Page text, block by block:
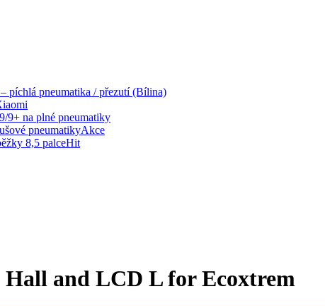
píchlá pneumatika / přezutí (Bílina)
9+ na plné pneumatiky
pneumatiky
8,5 palce
and LCD L for Ecoxtrem